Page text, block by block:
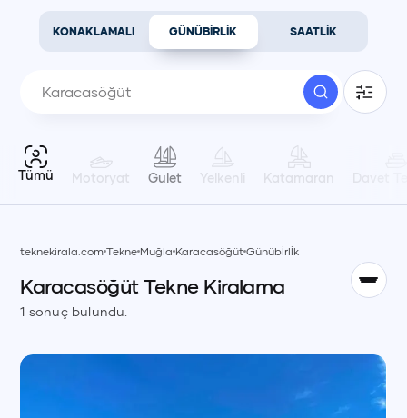
Dil Seçimi
TR
English
KONAKLAMALI GÜNÜBİRLİK SAATLİK
Tümü Motoryat Gulet Yelkenli Katamaran
teknekirala.com Tekne Muğla Karacasöğüt Günübİrlİk
Karacasöğüt Tekne Kiralama
1 sonuç bulundu.